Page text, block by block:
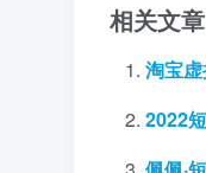
相关文章
淘宝
2022